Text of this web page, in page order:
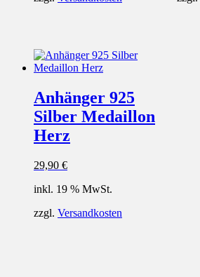
Anhänger 925
Silber Medaillon
Herz
29,90 €
inkl. 19 % MwSt.
zzgl. Versandkosten